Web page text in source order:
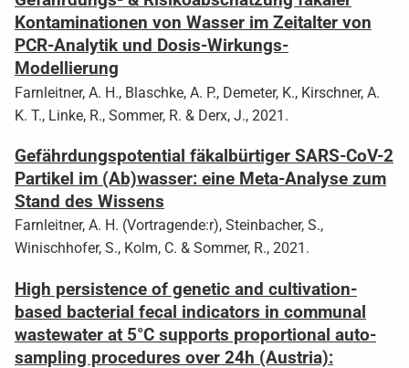
Kontaminationen von Wasser im Zeitalter von
PCR-Analytik und Dosis-Wirkungs-
Modellierung
Farnleitner, A. H., Blaschke, A. P., Demeter, K., Kirschner, A.
K. T., Linke, R., Sommer, R. & Derx, J., 2021.
Gefährdungspotential fäkalbürtiger SARS-CoV-2
Partikel im (Ab)wasser: eine Meta-Analyse zum
Stand des Wissens
Farnleitner, A. H. (Vortragende:r), Steinbacher, S.,
Winischhofer, S., Kolm, C. & Sommer, R., 2021.
High persistence of genetic and cultivation-
based bacterial fecal indicators in communal
wastewater at 5°C supports proportional auto-
sampling procedures over 24h (Austria):